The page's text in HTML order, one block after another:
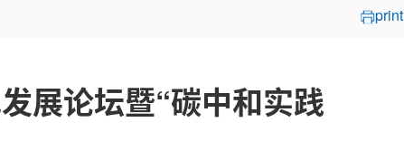
print
展论坛暨“碳中和实践